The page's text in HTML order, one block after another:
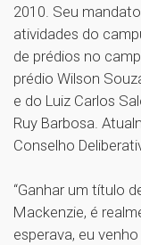
2010. Seu
atividades do
de prédios no
prédio Wilson
e do Luiz Carlos
Ruy Barbosa.
Conselho
“Ganhar um título
Mackenzie, é
esperava, eu